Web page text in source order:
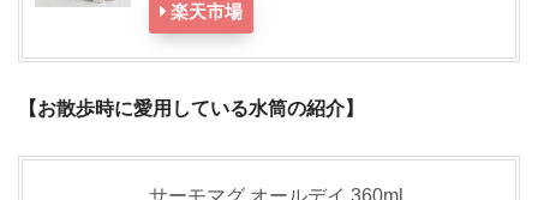
楽天市場
【お散歩時に愛用している水筒の紹介】